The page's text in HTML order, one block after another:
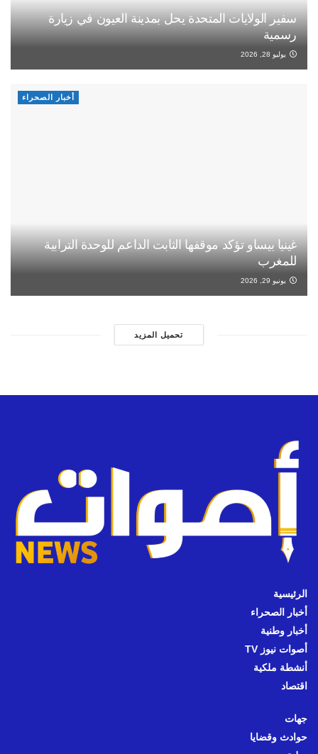
سفير الولايات المتحدة يحل بمدينة العيون في زيارة
رسمية
يوليو 28, 2026
أخبار الصحراء
غينيا بيساو تؤكد موقفها الثابت الداعم للوحدة الترابية
للمغرب
يونيو 29, 2026
تحميل المزيد
الرئيسية
أخبار الصحراء
أخبار وطنية
أصوات نيوز TV
أنشطة ملكية
اقتصاد
جهات
حوادث وقضايا